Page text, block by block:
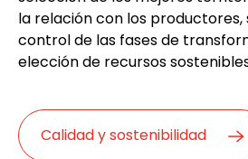
la relación con los productores,
control de las fases de
elección de recursos
Calidad y sostenibilidad